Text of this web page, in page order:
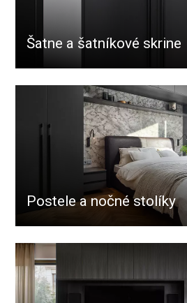
Šatne a šatníkové skrine
Postele a nočné stolíky